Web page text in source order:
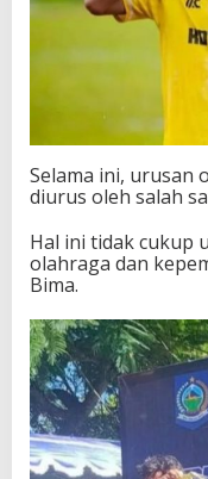
Selama ini, urusan
diurus oleh salah
Hal ini tidak cukup
olahraga dan
Bima.